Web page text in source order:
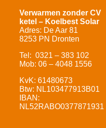
Verwarmen zonder CV
ketel – Koelbest Solar
Adres: De Aar 81
8253 PN Dronten
Tel: 0321 – 383 102
Mob: 06 – 4048 1556
KvK: 61480673
Btw: NL103477913B01
IBAN:
NL52RABO0377871931